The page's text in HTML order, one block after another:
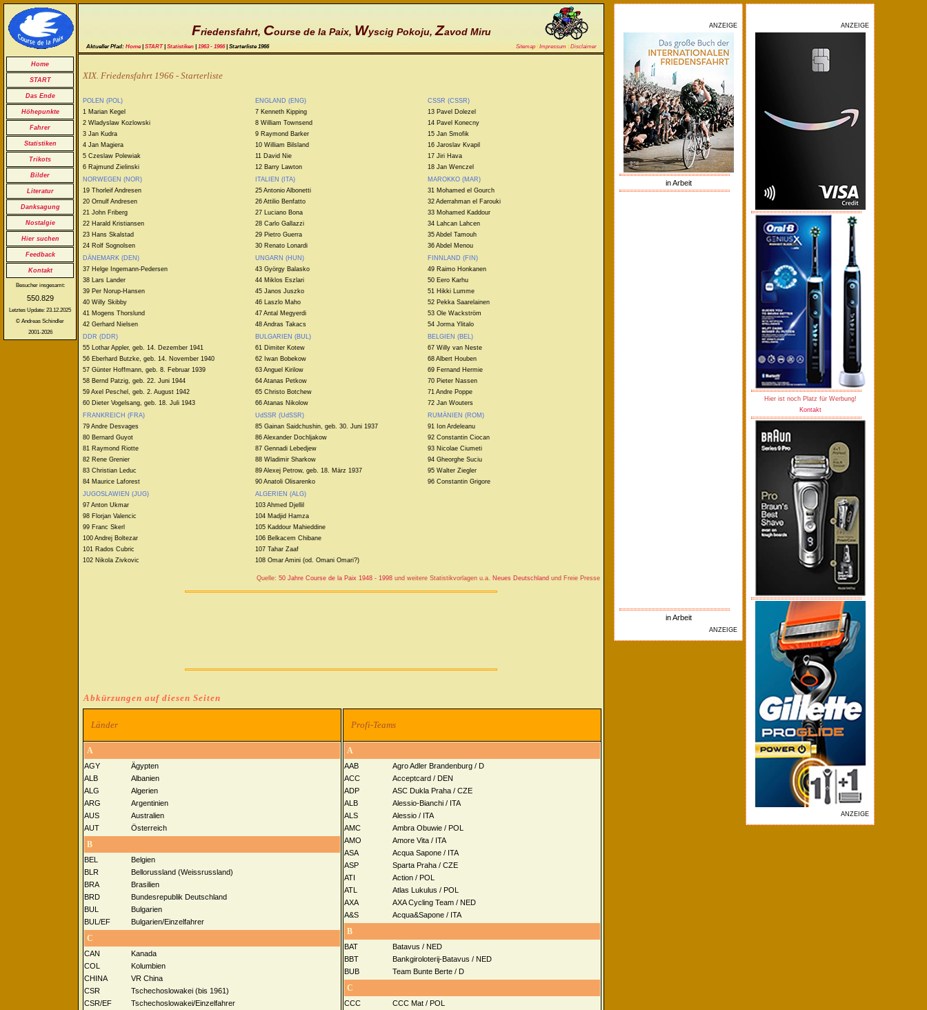
Friedensfahrt, Course de la Paix, Wyscig Pokoju,Zavod Miru
Home
START
Das Ende
Höhepunkte
Fahrer
Statistiken
Trikots
Bilder
Literatur
Danksagung
Nostalgie
Hier suchen
Feedback
Kontakt
Besucher insgesamt:
550.829
Letztes Update: 23.12.2025
© Andreas Schindler
2001-2026
ANZEIGE
in Arbeit
in Arbeit
ANZEIGE
ANZEIGE
Hier ist noch Platz für Werbung!
Kontakt
ANZEIGE
Aktueller Pfad: Home| START| Statistiken 1963 - 1966| Starterliste 1966 Sitemap| Impressum Disclaimer
XIX. Friedensfahrt 1966 - Starterliste
POLEN (POL)
1 Marian Kegel
2 Wladyslaw Kozlowski
3 Jan Kudra
4 Jan Magiera
5 Czeslaw Polewiak
6 Rajmund Zielinski
ENGLAND (ENG)
7 Kenneth Kipping
8 William Townsend
9 Raymond Barker
10 William Bilsland
11 David Nie
12 Barry Lawton
CSSR (CSSR)
13 Pavel Dolezel
14 Pavel Konecny
15 Jan Smofik
16 Jaroslav Kvapil
17 Jiri Hava
18 Jan Wenczel
NORWEGEN (NOR)
19 Thorleif Andresen
20 Ornulf Andresen
21 John Friberg
22 Harald Kristiansen
23 Hans Skalstad
24 Rolf Sognolsen
ITALIEN (ITA)
25 Antonio Albonetti
26 Attilio Benfatto
27 Luciano Bona
28 Carlo Gallazzi
29 Pietro Guerra
30 Renato Lonardi
MAROKKO (MAR)
31 Mohamed el Gourch
32 Aderrahman el Farouki
33 Mohamed Kaddour
34 Lahcan Lahcen
35 Abdel Tamouh
36 Abdel Menou
DÄNEMARK (DEN)
37 Helge Ingemann-Pedersen
38 Lars Lander
39 Per Norup-Hansen
40 Willy Skibby
41 Mogens Thorslund
42 Gerhard Nielsen
UNGARN (HUN)
43 György Balasko
44 Miklos Eszlari
45 Janos Juszko
46 Laszlo Maho
47 Antal Megyerdi
48 Andras Takacs
FINNLAND (FIN)
49 Raimo Honkanen
50 Eero Karhu
51 Hikki Lumme
52 Pekka Saarelainen
53 Ole Wackström
54 Jorma Ylitalo
DDR (DDR)
55 Lothar Appler, geb. 14. Dezember 1941
56 Eberhard Butzke, geb. 14. November 1940
57 Günter Hoffmann, geb. 8. Februar 1939
58 Bernd Patzig, geb. 22. Juni 1944
59 Axel Peschel, geb. 2. August 1942
60 Dieter Vogelsang, geb. 18. Juli 1943
BULGARIEN (BUL)
61 Dimiter Kotew
62 Iwan Bobekow
63 Anguel Kirilow
64 Atanas Petkow
65 Christo Botchew
66 Atanas Nikolow
BELGIEN (BEL)
67 Willy van Neste
68 Albert Houben
69 Fernand Hermie
70 Pieter Nassen
71 Andre Poppe
72 Jan Wouters
FRANKREICH (FRA)
79 Andre Desvages
80 Bernard Guyot
81 Raymond Riotte
82 Rene Grenier
83 Christian Leduc
84 Maurice Laforest
UdSSR (UdSSR)
85 Gainan Saidchushin, geb. 30. Juni 1937
86 Alexander Dochljakow
87 Gennadi Lebedjew
88 Wladimir Sharkow
89 Alexej Petrow, geb. 18. März 1937
90 Anatoli Olisarenko
RUMÄNIEN (ROM)
91 Ion Ardeleanu
92 Constantin Ciocan
93 Nicolae Ciumeti
94 Gheorghe Suciu
95 Walter Ziegler
96 Constantin Grigore
JUGOSLAWIEN (JUG)
97 Anton Ukmar
98 Florjan Valencic
99 Franc Skerl
100 Andrej Boltezar
101 Rados Cubric
102 Nikola Zivkovic
ALGERIEN (ALG)
103 Ahmed Djellil
104 Madjid Hamza
105 Kaddour Mahieddine
106 Belkacem Chibane
107 Tahar Zaaf
108 Omar Amini (od. Omani Omari?)
Quelle: 50 Jahre Course de la Paix 1948 - 1998 und weitere Statistikvorlagen u.a. Neues Deutschland und Freie Presse
Abkürzungen auf diesen Seiten
Länder
A
AGY
Ägypten
ALB
Albanien
ALG
Algerien
ARG
Argentinien
AUS
Australien
AUT
Österreich
B
BEL
Belgien
BLR
Bellorussland (Weissrussland)
BRA
Brasilien
BRD
Bundesrepublik Deutschland
BUL
Bulgarien
BUL/EF
Bulgarien/Einzelfahrer
C
CAN
Kanada
COL
Kolumbien
CHINA
VR China
CSR
Tschechoslowakei (bis 1961)
CSR/EF
Tschechoslowakei/Einzelfahrer
Profi-Teams
A
AAB
Agro Adler Brandenburg / D
ACC
Acceptcard / DEN
ADP
ASC Dukla Praha / CZE
ALB
Alessio-Bianchi / ITA
ALS
Alessio / ITA
AMC
Ambra Obuwie / POL
AMO
Amore Vita / ITA
ASA
Acqua Sapone / ITA
ASP
Sparta Praha / CZE
ATI
Action / POL
ATL
Atlas Lukulus / POL
AXA
AXA Cycling Team / NED
A&S
Acqua&Sapone / ITA
B
BAT
Batavus / NED
BBT
Bankgiroloterij-Batavus / NED
BUB
Team Bunte Berte / D
C
CCC
CCC Mat / POL